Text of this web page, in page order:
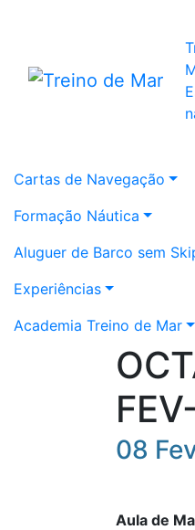
Cartas de Navegação
Formação Náutica
Aluguer de Barco sem
Experiências
Academia Treino de Mar
08
Aula de